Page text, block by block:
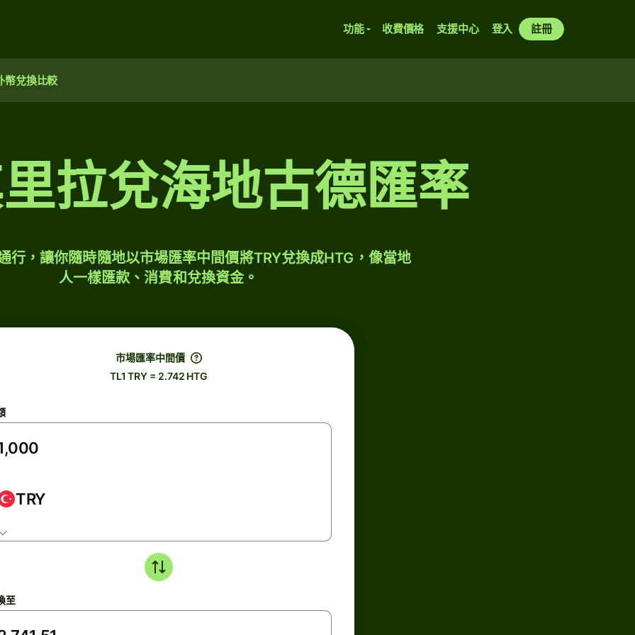
功能 收費價格 支援中心 登入 註冊
幣兌換比較
拉兌海地古德匯率
行，讓你隨時隨地以市場匯率中間價將TRY兌換成HTG，像當地
人一樣匯款、消費和兌換資金。
市場匯率中間價
TL1 TRY = 2.742 HTG
TRY
至